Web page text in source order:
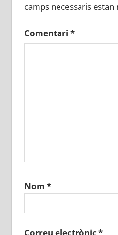
camps necessaris estan
Comentari *
Nom *
Correu electrònic *